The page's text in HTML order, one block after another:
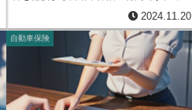
せたプランをご提案します。さらに、保険
ブローカーは保険料の交渉もお客様の代理
として行います。複数の保険会社と比較す
ることで、よりお得な保険料で同等の保障
内容が得られる可能性があります。また、
面倒な契約手続きも代行しますので、お客
様の手間を省くことができます。保険金請
求などの手続きもサポートいたしますの
とで、普段お使いの車だけでなく、原付バ
イクの事故による損害も補償されるので安
心です。この特約は、大きく分けて「自損
事故」と「他人を巻き込んだ人身事故」の
二つの種類があり、それぞれ補償範囲が異
なります。「自損事故」の補償は、ご自身
が原付バイクを運転中に単独で事故を起こ
し、怪我を負ってしまった場合などに適用
2024.11.20
自動車保険